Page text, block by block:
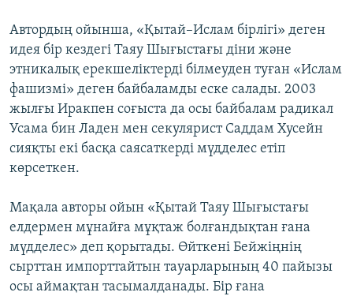
Автордың ойынша, «Қытай–Ислам бірлігі» деген
идея бір кездегі Таяу Шығыстағы діни және
этникалық ерекшеліктерді білмеуден туған «Ислам
фашизмі» деген байбаламды еске салады. 2003
жылғы Иракпен соғыста да осы байбалам радикал
Усама бин Ладен мен секулярист Саддам Хусейн
сияқты екі басқа саясаткерді мүдделес етіп
көрсеткен.
Мақала авторы ойын «Қытай Таяу Шығыстағы
елдермен мұнайға мұқтаж болғандықтан ғана
мүдделес» деп қорытады. Өйткені Бейжіңнің
сырттан импорттайтын тауарларының 40 пайызы
осы аймақтан тасымалданады. Бір ғана